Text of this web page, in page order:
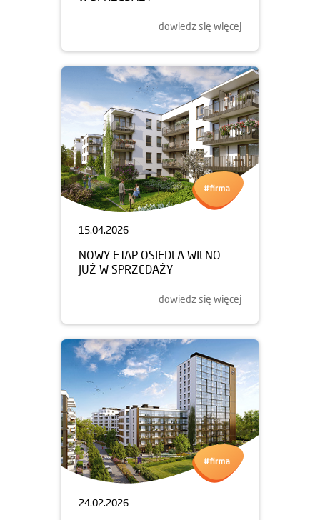
dowiedz się więcej
15.04.2026
NOWY ETAP OSIEDLA WILNO
JUŻ W SPRZEDAŻY
dowiedz się więcej
24.02.2026